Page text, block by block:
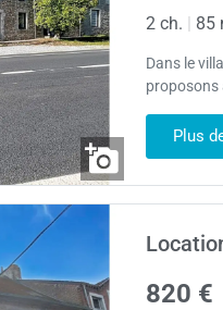
2 ch. | 85
Dans le
proposons
Plus
820 €